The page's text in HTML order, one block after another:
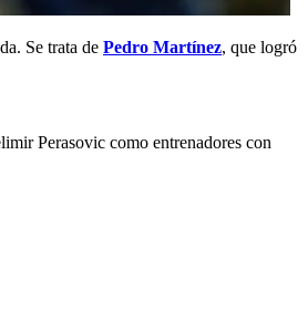
Se trata de Pedro Martínez, que logró
Perasovic como entrenadores con